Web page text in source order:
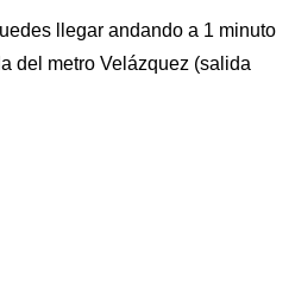
llegar andando a 1 minuto
del metro Velázquez (salida